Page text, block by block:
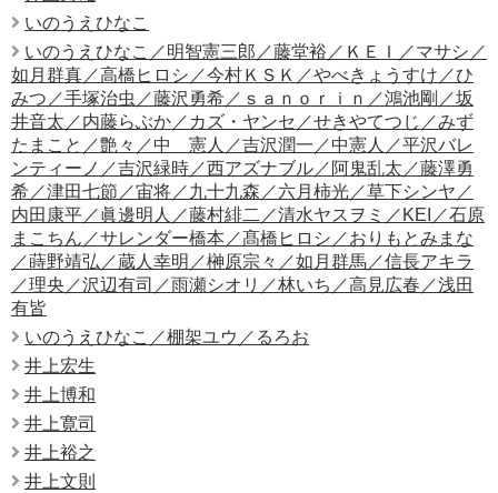
いのうえひなこ
いのうえひなこ／明智憲三郎／藤堂裕／ＫＥＩ／マサシ／
如月群真／高橋ヒロシ／今村ＫＳＫ／やべきょうすけ／ひ
みつ／手塚治虫／藤沢勇希／ｓａｎｏｒｉｎ／鴻池剛／坂
井音太／内藤らぶか／カズ・ヤンセ／せきやてつじ／みず
たまこと／艶々／中 憲人／吉沢潤一／中憲人／平沢バレ
ンティーノ／吉沢緑時／西アズナブル／阿鬼乱太／藤澤勇
希／津田七節／宙将／九十九森／六月柿光／草下シンヤ／
内田康平／眞邊明人／藤村緋二／清水ヤスヲミ／KEI／石原
まこちん／サレンダー橋本／髙橋ヒロシ／おりもとみまな
／蒔野靖弘／蔵人幸明／榊原宗々／如月群馬／信長アキラ
／理央／沢辺有司／雨瀬シオリ／林いち／高見広春／浅田
有皆
いのうえひなこ／棚架ユウ／るろお
井上宏生
井上博和
井上寛司
井上裕之
井上文則